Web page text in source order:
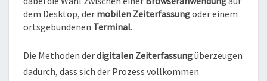
dem Desktop, der mobilen Zeiterfassungoder einem
ortsgebundenen Terminal.
Die Methoden derdigitalen Zeiterfassungüberzeugen
dadurch, dass sich der Prozess vollkommen